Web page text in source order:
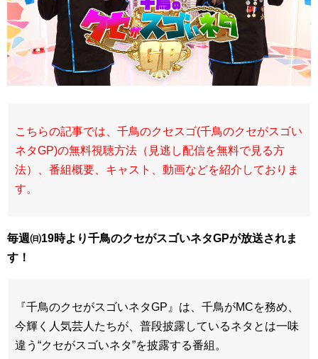
こちらの記事では、千鳥のクセスゴ(千鳥のクセがスゴい
ネタGP)の無料視聴方法（見逃し配信を無料で見る方
法）、番組概要、キャスト、動画などを紹介しておりま
す。
毎週㈰19時より千鳥のクセがスゴいネタGPが放送されま
す！
『千鳥のクセがスゴいネタGP』は、千鳥がMCを務め、
今輝く人気芸人たちが、普段披露しているネタとは一味
違う“クセがスゴいネタ”を披露する番組。